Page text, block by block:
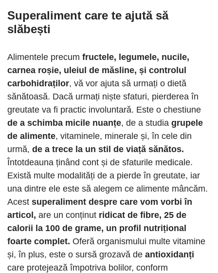
Superaliment care te ajută să
slăbești
Alimentele precum fructele, legumele, nucile,
carnea roșie, uleiul de măsline, și controlul
carbohidraților, vă vor ajuta să urmați o dietă
sănătoasă. Dacă urmați niște sfaturi, pierderea în
greutate va fi practic involuntară. Este o chestiune
de a schimba micile nuanțe, de a studia grupele
de alimente, vitaminele, minerale și, în cele din
urmă, de a trece la un stil de viață sănătos.
Întotdeauna ținând cont și de sfaturile medicale.
Există multe modalități de a pierde în greutate, iar
una dintre ele este să alegem ce alimente mâncăm.
Acest superaliment despre care vom vorbi în
articol, are un conținut ridicat de fibre, 25 de
calorii la 100 de grame, un profil nutrițional
foarte complet. Oferă organismului multe vitamine
și, în plus, este o sursă grozavă de antioxidanți
care protejează împotriva bolilor, conform